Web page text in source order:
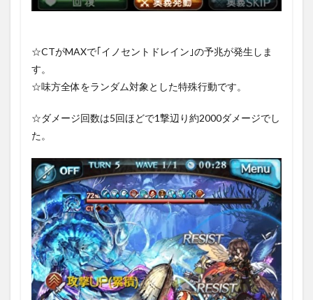
☆CTがMAXで｢イノセントドレイン｣の予兆が発生しま
す。
☆味方全体をランダム対象とした特殊行動です。
☆ダメージ回数は5回ほどで1撃辺り約2000ダメージでし
た。